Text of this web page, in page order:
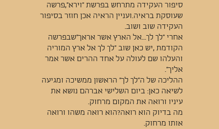
סיפור העקידה מתרחש בפרשת "וירא",פרשה
שעוסקת בראיה.ועניין הראיה אכן חוזר בסיפור
העקידה שוב ושוב.
אחרי "לך לך...אל הארץ אשר אראך"שבפרשה
הקודמת ,יש כאן שוב "לך לך אל ארץ המוריה
והעלהו שם לעולה על אחד ההרים אשר אמר
אליך".
ההליכה של ה"לך לך" הראשון ממשיכה ומגיעה
לשיאה כאן: ביום השלישי אברהם נושא את
עיניו ורואה את המקום מרחוק.
מה בדיוק הוא רואה?הוא רואה משהו ורואה
אותו מרחוק.